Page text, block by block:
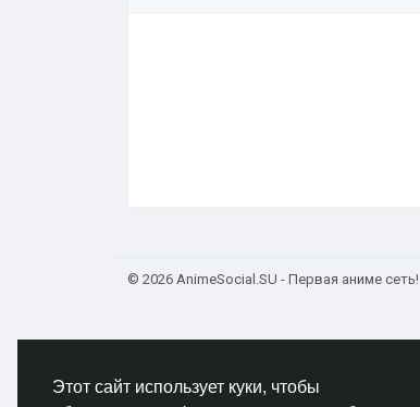
Этот сайт использует куки, чтобы
© 2026 AnimeSocial.SU - Первая аниме сеть!